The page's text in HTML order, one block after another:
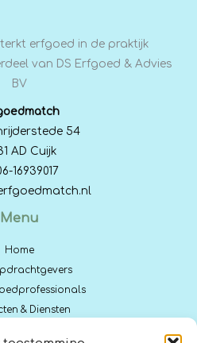
erfgoed in de praktijk
van DS Erfgoed & Advies
BV
54
AD Cuijk
16939017
Menu
Home
& Diensten